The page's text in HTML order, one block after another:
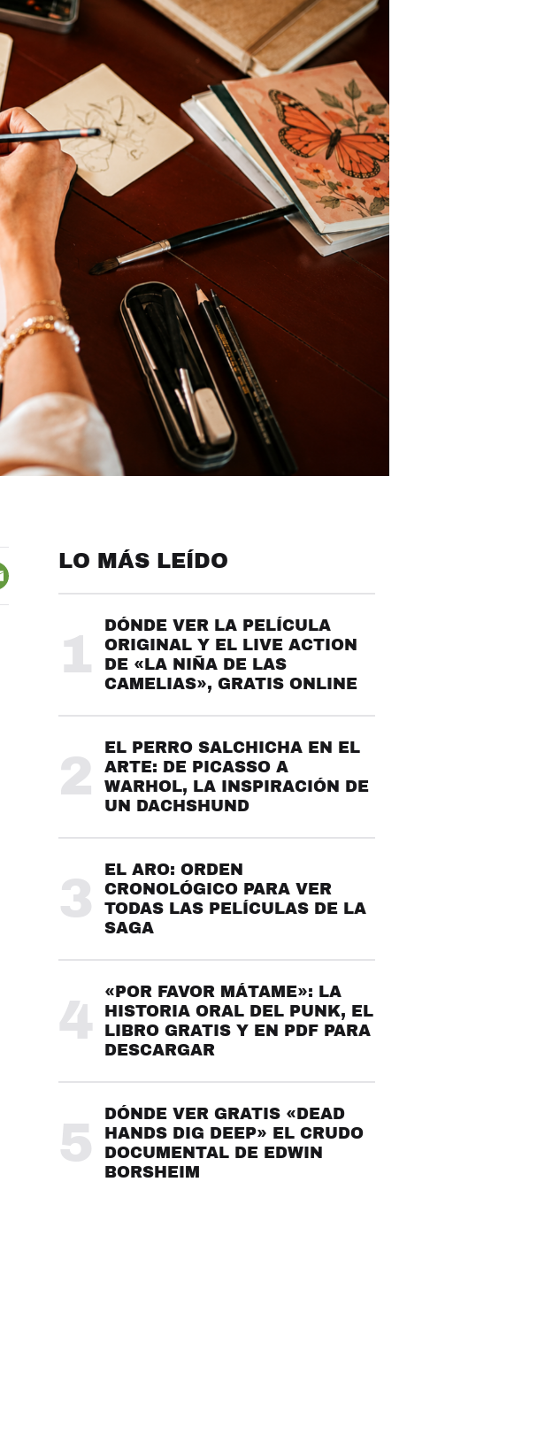
LO MÁS LEÍDO
1
DÓNDE VER LA PELÍCULA
ORIGINAL Y EL LIVE ACTION
DE «LA NIÑA DE LAS
CAMELIAS», GRATIS ONLINE
2
EL PERRO SALCHICHA EN EL
ARTE: DE PICASSO A
WARHOL, LA INSPIRACIÓN DE
UN DACHSHUND
3
EL ARO: ORDEN
CRONOLÓGICO PARA VER
TODAS LAS PELÍCULAS DE LA
SAGA
4
«POR FAVOR MÁTAME»: LA
HISTORIA ORAL DEL PUNK, EL
LIBRO GRATIS Y EN PDF PARA
DESCARGAR
5
DÓNDE VER GRATIS «DEAD
HANDS DIG DEEP» EL CRUDO
DOCUMENTAL DE EDWIN
BORSHEIM